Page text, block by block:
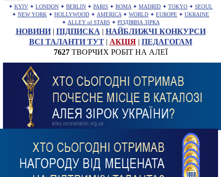
✦ KYIV ✦ LONDON ✦ BERLIN ✦ PARIS ✦ ROMA ✦ MADRID ✦ TOKYO ✦ SEOUL
✦ NEW YORK ✦ HOLLYWOOD ✦ AMERICA ✦ WORLD ✦ EUROPE ✦ UKRAINE
✦ ALLEY of STARS ✦ РІЗДВЯНА ЗІРКА
НОВИНИ| ПІДПИСКА | НАЙБЛИЖЧІ КОНКУРСИ
ВСІ ТАЛАНТИ ТУТ| АКЦІЯ| ПЕДАГОГАМ
7627ТВОРЧИХ РОБІТ НА АЛЕЇ